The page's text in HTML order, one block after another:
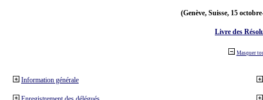
(Genève, Suisse, 15
Livre des
Masquer
Information générale